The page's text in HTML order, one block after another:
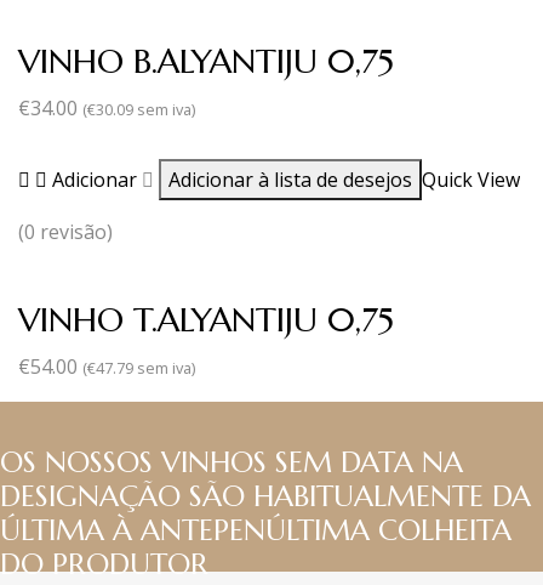
VINHO B.ALYANTIJU 0,75
€34.00 (€30.09 sem iva)
Adicionar Adicionar à lista de desejos Quick View
(0 revisão)
VINHO T.ALYANTIJU 0,75
€54.00 (€47.79 sem iva)
OS NOSSOS VINHOS SEM DATA NA
DESIGNAÇÃO SÃO HABITUALMENTE DA
ÚLTIMA À ANTEPENÚLTIMA COLHEITA
DO PRODUTOR